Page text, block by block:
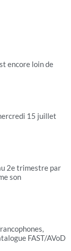
encore loin de
15 juillet
2e trimestre par
son
FAST/AVoD